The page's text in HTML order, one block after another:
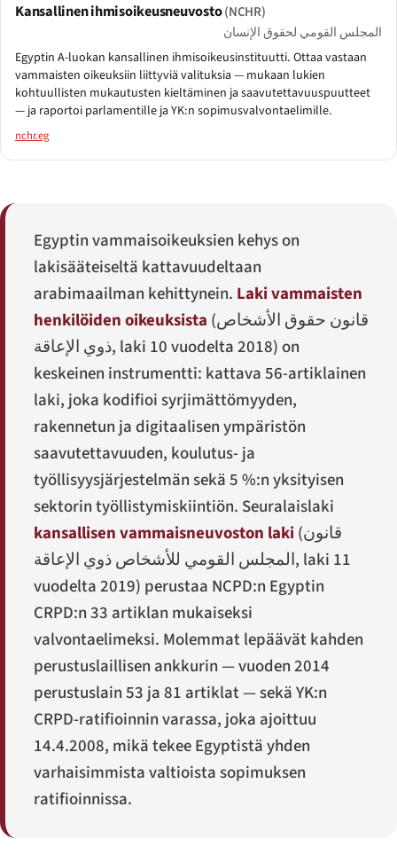
Kansallinen ihmisoikeusneuvosto(NCHR)
المجلس القومي لحقوق الإنسان
Egyptin A-luokan kansallinen ihmisoikeusinstituutti. Ottaa vastaan
vammaisten oikeuksiin liittyviä valituksia — mukaan lukien
kohtuullisten mukautusten kieltäminen ja saavutettavuuspuutteet
— ja raportoi parlamentille ja YK:n sopimusvalvontaelimille.
nchr.eg
Egyptin vammaisoikeuksien kehys on
lakisääteiseltä kattavuudeltaan
arabimaailman kehittynein. Laki vammaisten
henkilöiden oikeuksista (قانون حقوق الأشخاص
ذوي الإعاقة, laki 10 vuodelta 2018) on
keskeinen instrumentti: kattava 56-artiklainen
laki, joka kodifioi syrjimättömyyden,
rakennetun ja digitaalisen ympäristön
saavutettavuuden, koulutus- ja
työllisyysjärjestelmän sekä 5 %:n yksityisen
sektorin työllistymiskiintiön. Seuralaislaki
kansallisen vammaisneuvoston laki (قانون
المجلس القومي للأشخاص ذوي الإعاقة, laki 11
vuodelta 2019) perustaa NCPD:n Egyptin
CRPD:n 33 artiklan mukaiseksi
valvontaelimeksi. Molemmat lepäävät kahden
perustuslaillisen ankkurin — vuoden 2014
perustuslain 53 ja 81 artiklat — sekä YK:n
CRPD-ratifioinnin varassa, joka ajoittuu
14.4.2008, mikä tekee Egyptistä yhden
varhaisimmista valtioista sopimuksen
ratifioinnissa.